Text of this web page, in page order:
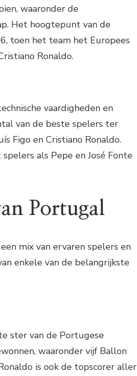
waaronder de
Het hoogtepunt van de
toen het team het Europees
Ronaldo.
vaardigheden en
van de beste spelers ter
Figo en Cristiano Ronaldo.
als Pepe en José Fonte
Portugal
mix van ervaren spelers en
enkele van de belangrijkste
ster van de Portugese
waaronder vijf Ballon
is ook de topscorer aller